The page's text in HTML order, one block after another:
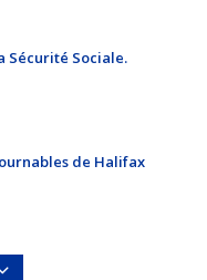
Sécurité Sociale.
de Halifax